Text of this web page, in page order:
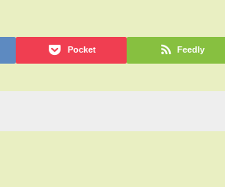
Pocket Feedly